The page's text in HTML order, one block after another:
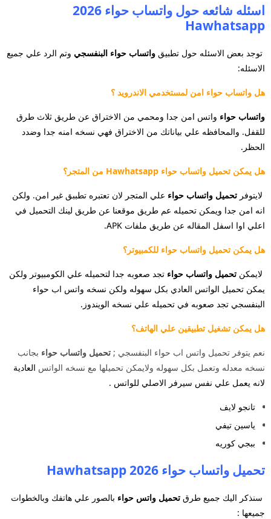
اسئله شائعه حول واتساب حواء 2026
Hawhatsapp
توجد بعض الاسئله حول تطبيق واتساب حواء البنفسجي وتم الرد علي جميع
الاسئله:
هل واتساب حواء امن لمستخدمي الاندرويد ؟
واتساب حواء واتس امن جدا ومحمي من الاختراق عن طريق ثلاث طرق
للقفل. والمحافظه علي بياناتك من الاختراق فهي نسخه امنه جدا وضدد
الحظر.
هل يمكن تحميل واتساب حواء Hawhatsapp من المتجر؟
لايتوفر تحميل واتساب حواء علي المتجر لان تعتبره تطببق غير امن. ولكن
انه امن جدا ويمكن تحميله عم طريق موقعنا عن طريق لينك التحميل في
اعلي اوا اسفل المقاله عن طريق ملفات APK.
هل يمكن تحميل واتساب حواء للكمبيوتر؟
لايمكن تحميل واتساب حواء تجد صعوبه جدا لتحميله علي الكومبيوتر ولكن
يمكن تحميل الواتس العادي بكل سهوله ولكن نسخه واتس اب حواء
البنفسجي تجد صعوبه في تحميله علي نسخه الويندوز.
هل يمكن تشغيل تطبيقين علي الهاتف؟
نعم يتوفر تحميل واتس اب حواء البنفسجي ; تحميل واتساب حواء بجانب
نسخه معدله وتعمل بكل سهوله ولايمكن تحميلها مع نسخه الواتس العادية
لانه يعمل علي نفس سيرفر الاصلي للواتس .
تانجو لايف
ياسين تيفي
ببجي كوريه
تحميل واتساب حواء 2026 Hawhatsapp
سنذكر اليك جميع طرق تحميل واتس حواء بالصور علي هاتفك وبالخطوات
جميعها :